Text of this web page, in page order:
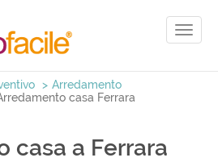
Arredamento
casa Ferrara
casa a Ferrara